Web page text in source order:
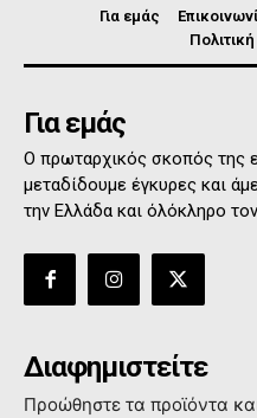
Για εμάς
Για εμάς
Ο πρωταρχικός σκοπός της
μεταδίδουμε έγκυρες και
την Ελλάδα και όλόκληρο
Διαφημιστείτε
Προώθηστε τα προϊόντα